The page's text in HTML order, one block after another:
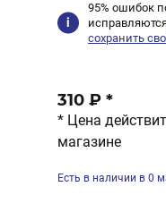
95% ошибок
сохранить
310 ₽ *
* Цена
магазине
Есть в наличии в 0